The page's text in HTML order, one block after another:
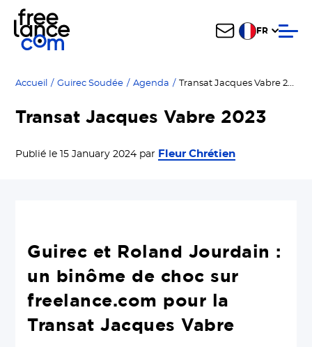
FR
Accueil / Guirec Soudée / Agenda / Transat Jacques Vabre 2023
Transat Jacques Vabre 2023
Publié le 15 January 2024 par Fleur Chrétien
Guirec et Roland Jourdain :
un binôme de choc sur
freelance.com pour la
Transat Jacques Vabre